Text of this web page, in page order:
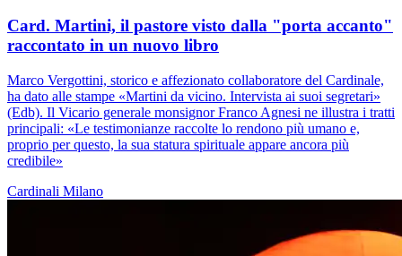
Card. Martini, il pastore visto dalla "porta accanto"
raccontato in un nuovo libro
Marco Vergottini, storico e affezionato collaboratore del Cardinale,
ha dato alle stampe «Martini da vicino. Intervista ai suoi segretari»
(Edb). Il Vicario generale monsignor Franco Agnesi ne illustra i tratti
principali: «Le testimonianze raccolte lo rendono più umano e,
proprio per questo, la sua statura spirituale appare ancora più
credibile»
Cardinali Milano